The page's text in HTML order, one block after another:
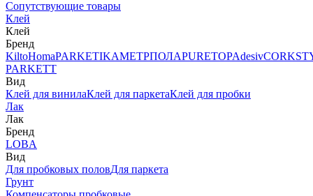
Сопутствующие товары
Клей
Клей
Бренд
KiltoHomaPARKETIKAМЕТРПОЛАPURETOPAdesiv
PARKETT
Вид
Клей для винилаКлей для паркетаКлей для пробки
Лак
Лак
Бренд
LOBA
Вид
Для пробковых половДля паркета
Грунт